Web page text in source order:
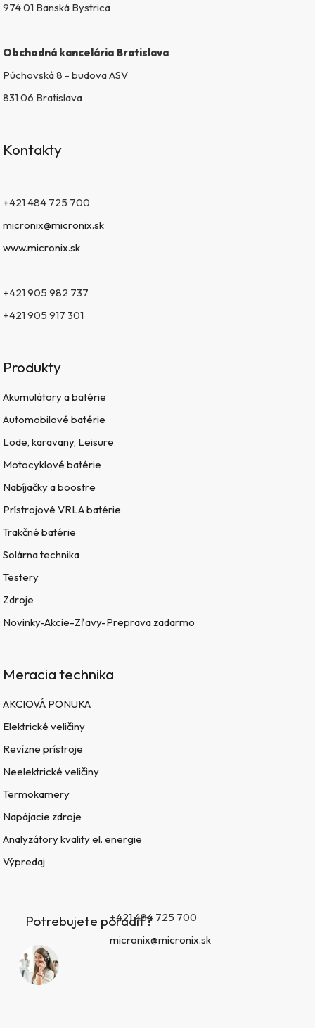
974 01 Banská Bystrica
Obchodná kancelária Bratislava
Púchovská 8 - budova ASV
831 06 Bratislava
Kontakty
+421 484 725 700
micronix@micronix.sk
www.micronix.sk
+421 905 982 737
+421 905 917 301
Produkty
Akumulátory a batérie
Automobilové batérie
Lode, karavany, Leisure
Motocyklové batérie
Nabíjačky a boostre
Prístrojové VRLA batérie
Trakčné batérie
Solárna technika
Testery
Zdroje
Novinky-Akcie-Zľavy-Preprava zadarmo
Meracia technika
AKCIOVÁ PONUKA
Elektrické veličiny
Revízne prístroje
Neelektrické veličiny
Termokamery
Napájacie zdroje
Analyzátory kvality el. energie
Výpredaj
Potrebujete poradiť?+421 484 725 700
micronix@micronix.sk